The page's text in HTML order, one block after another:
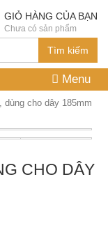
Tìm kiếm
GIỎ HÀNG CỦA BẠN
Chưa có sản phẩm
Menu
dùng cho dây 185mm
CHO DÂY